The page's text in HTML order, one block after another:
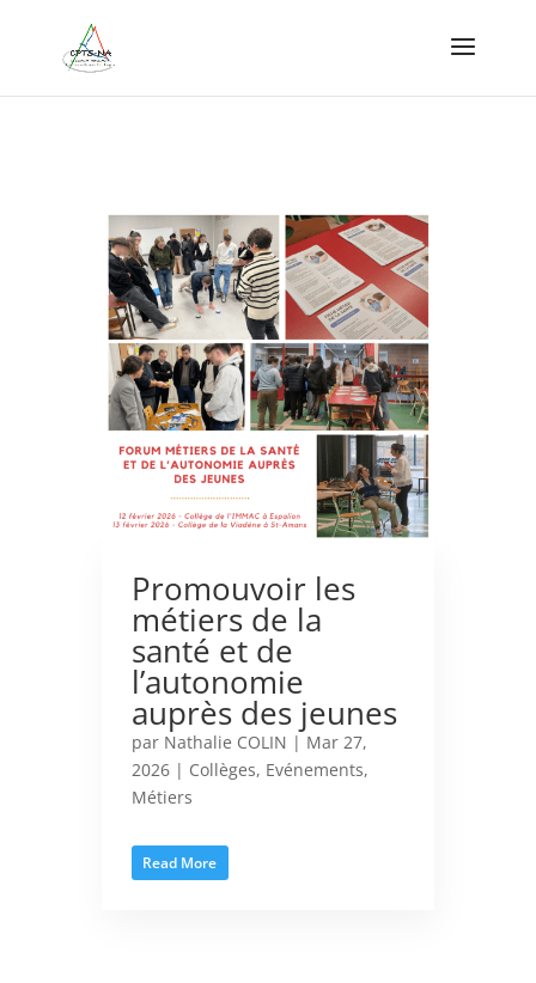
Promouvoir les
métiers de la
santé et de
l’autonomie
auprès des jeunes
par Nathalie COLIN | Mar 27,
2026| Collèges, Evénements,
Métiers
Read More